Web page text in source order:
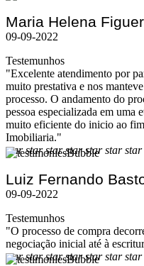
Maria Helena
09-09-2022
Testemunhos
"Excelente atendimento por
muito prestativa e nos
processo. O andamento do
pessoa especializada em uma
muito eficiente do inicio ao
Imobiliaria."
star star star star star star star
Luiz Fernando
09-09-2022
Testemunhos
"O processo de compra
negociação inicial até à
star star star star star star star